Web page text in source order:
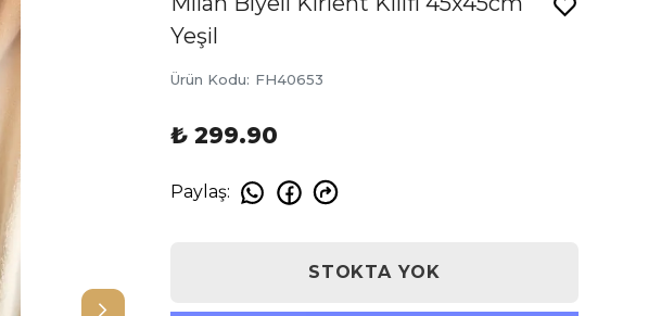
Yeşil
Ürün Kodu: FH40653
₺ 299.90
Paylaş:
STOKTA YOK